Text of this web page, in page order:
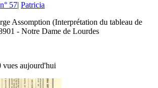
57| Patricia
Assomption (Interprétation du tableau de
- Notre Dame de Lourdes
vues aujourd'hui